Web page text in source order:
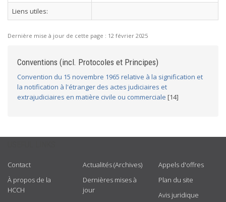
Liens utiles:
Dernière mise à jour de cette page : 12 février 2025
Conventions (incl. Protocoles et Principes)
Convention du 15 novembre 1965 relative à la signification et
la notification à l'étranger des actes judiciaires et
extrajudiciaires en matière civile ou commerciale [14]
Contact
À propos de la
HCCH
Actualités (Archives)
Dernières mises à
jour
Appels d'offres
Plan du site
Avis juridique